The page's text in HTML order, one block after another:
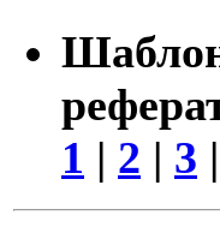
1 | 2 | 3 |